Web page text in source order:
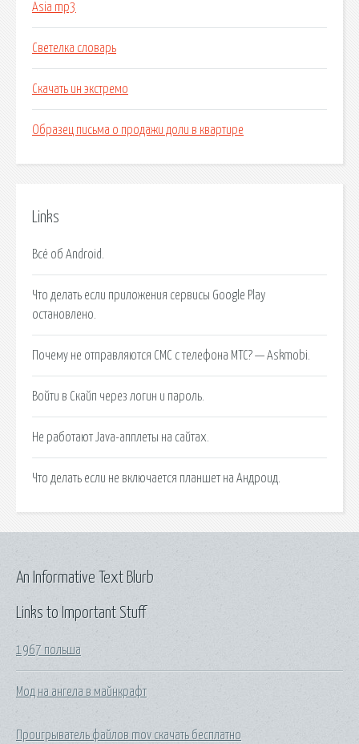
Asia mp3
Светелка словарь
Скачать ин экстремо
Образец письма о продажи доли в квартире
Links
Всё об Android.
Что делать если приложения сервисы Google Play
остановлено.
Почему не отправляются СМС с телефона МТС? — Askmobi.
Войти в Скайп через логин и пароль.
Не работают Java-апплеты на сайтах.
Что делать если не включается планшет на Андроид.
Links to Important Stuff
1967 польша
Мод на ангела в майнкрафт
Проигрыватель файлов mov скачать бесплатно
An Informative Text Blurb